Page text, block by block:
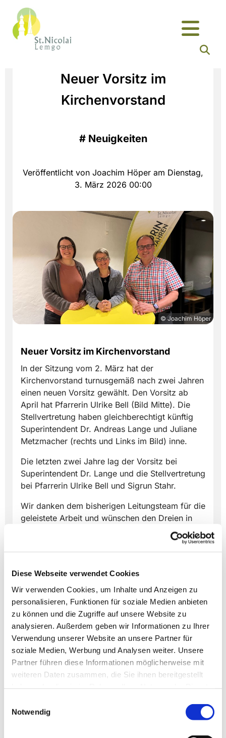
Diese Webseite verwendet Cookies
Wir verwenden Cookies, um Inhalte und Anzeigen zu
personalisieren, Funktionen für soziale Medien anbieten
zu können und die Zugriffe auf unsere Website zu
analysieren. Außerdem geben wir Informationen zu Ihrer
Verwendung unserer Website an unsere Partner für
soziale Medien, Werbung und Analysen weiter. Unsere
Partner führen diese Informationen möglicherweise mit
weiteren Daten zusammen, die Sie ihnen bereitgestellt
Notwendig
Neuer Vorsitz im
Kirchenvorstand
# Neuigkeiten
Veröffentlicht von Joachim Höper am Dienstag,
3. März 2026 00:00
© Joachim Höper
Neuer Vorsitz im Kirchenvorstand
In der Sitzung vom 2. März hat der
Kirchenvorstand turnusgemäß nach zwei Jahren
einen neuen Vorsitz gewählt. Den Vorsitz ab
April hat Pfarrerin Ulrike Bell (Bild Mitte). Die
Stellvertretung haben gleichberechtigt künftig
Superintendent Dr. Andreas Lange und Juliane
Metzmacher (rechts und Links im Bild) inne.
Die letzten zwei Jahre lag der Vorsitz bei
Superintendent Dr. Lange und die Stellvertretung
bei Pfarrerin Ulrike Bell und Sigrun Stahr.
Wir danken dem bisherigen Leitungsteam für die
geleistete Arbeit und wünschen den Dreien in
der neuen Konstellation Gottes Segen und gute
Impulse für die Gemeinde in allen Fragen und
Themen der kommenden Zeit.
Dies könnte Sie auch
interessieren